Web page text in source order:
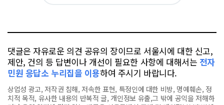
댓글은 자유로운 의견 공유의 장이므로 서울시에 대한 신고,
제안, 건의 등 답변이나 개선이 필요한 사항에 대해서는 전자
민원 응답소 누리집을 이용하여 주시기 바랍니다.
상업성 광고, 저작권 침해, 저속한 표현, 특정인에 대한 비방, 명예훼손, 정
치적 목적, 유사한 내용의 반복적 글, 개인정보 유출,그 밖에 공익을 저해하